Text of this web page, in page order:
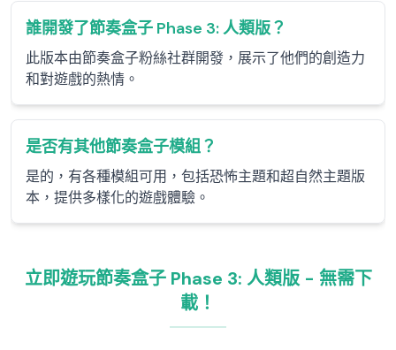
誰開發了節奏盒子 Phase 3: 人類版？
此版本由節奏盒子粉絲社群開發，展示了他們的創造力
和對遊戲的熱情。
是否有其他節奏盒子模組？
是的，有各種模組可用，包括恐怖主題和超自然主題版
本，提供多樣化的遊戲體驗。
立即遊玩節奏盒子 Phase 3: 人類版 - 無需下
載！